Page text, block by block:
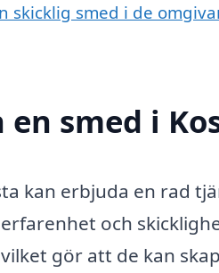
skicklig smed i de
en smed i
kan erbjuda en rad
och
gör att de kan